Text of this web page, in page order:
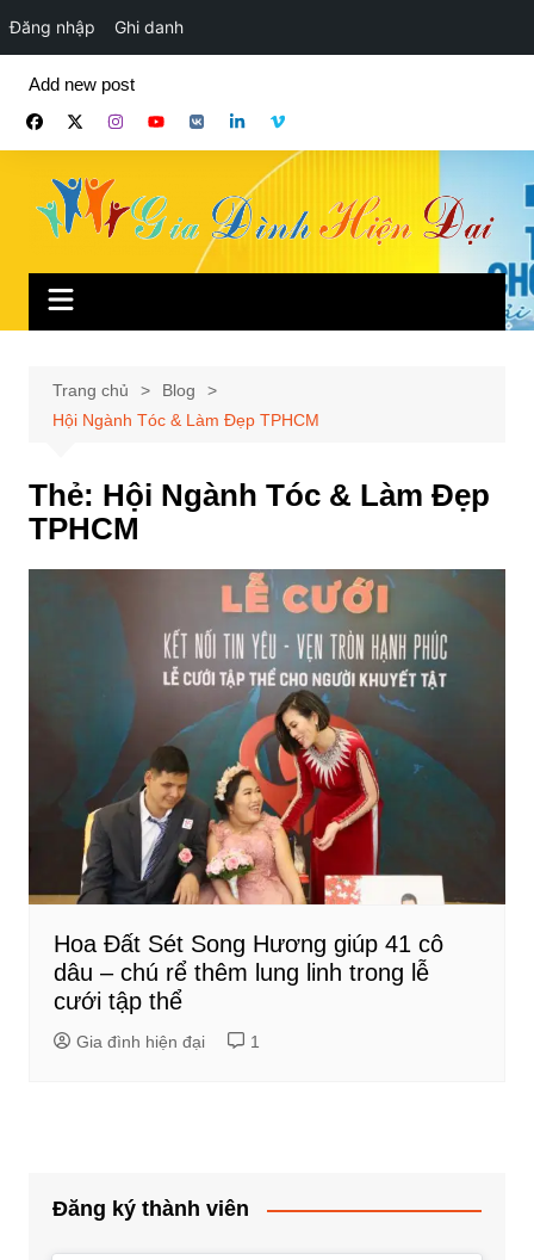
Đăng nhập Ghi danh
phần
Add new post
Trang chủ
Blog
Hội Ngành Tóc & Làm Đẹp TPHCM
Thẻ: Hội Ngành Tóc & Làm Đẹp
TPHCM
Hoa Đất Sét Song Hương giúp 41 cô
dâu – chú rể thêm lung linh trong lễ
cưới tập thể
Gia đình hiện đại 1
Đăng ký thành viên